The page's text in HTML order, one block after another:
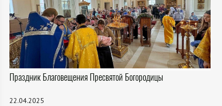
Праздник Благовещения Пресвятой Богородицы
22.04.2025